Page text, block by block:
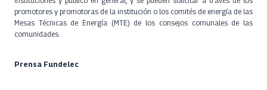
promotores y promotoras de la institución o los comités de energía de las
Mesas Técnicas de Energía (MTE) de los consejos comunales de las
comunidades.
Prensa Fundelec